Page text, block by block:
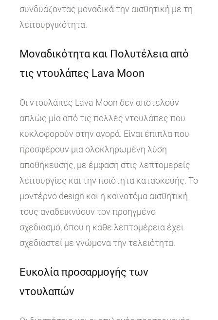
συνδυάζοντας μοναδικά την αισθητική με τη
λειτουργικότητα.
Μοναδικότητα και Πολυτέλεια από
τις ντουλάπες Lava Moon
Οι ντουλάπες Lava Moon δεν αποτελούν
απλώς μία από τις πολλές ντουλάπες που
κυκλοφορούν στην αγορά. Είναι έπιπλα που
προσφέρουν μια ολοκληρωμένη λύση
αποθήκευσης, με έμφαση στις λεπτομερείς
λειτουργίες και την ποιότητα κατασκευής. Το
μοντέρνο design και η καινοτόμα αισθητική
τους αναδεικνύουν τον προηγμένο
σχεδιασμό, όπου η κάθε λεπτομέρεια έχει
σχεδιαστεί με γνώμονα την τελειότητα.
Ευκολία προσαρμογής των
ντουλαπών